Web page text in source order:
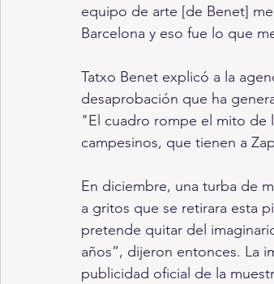
equipo de arte [de Benet]
Barcelona y eso fue lo que
Tatxo Benet explicó a la
desaprobación que ha
"El cuadro rompe el mito de
campesinos, que tienen a
En diciembre, una turba de
a gritos que se retirara esta
pretende quitar del
años”, dijeron entonces. La
publicidad oficial de la